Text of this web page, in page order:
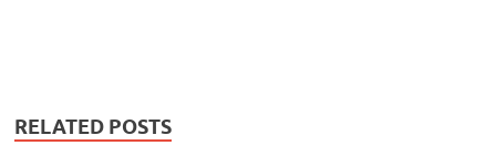
RELATED POSTS